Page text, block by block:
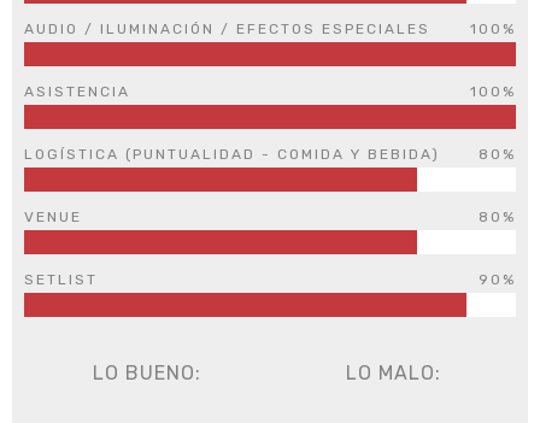
AUDIO / ILUMINACIÓN / EFECTOS ESPECIALES 100%
ASISTENCIA 100%
LOGÍSTICA (PUNTUALIDAD - COMIDA Y BEBIDA) 80%
VENUE 80%
SETLIST 90%
LO BUENO: LO MALO: